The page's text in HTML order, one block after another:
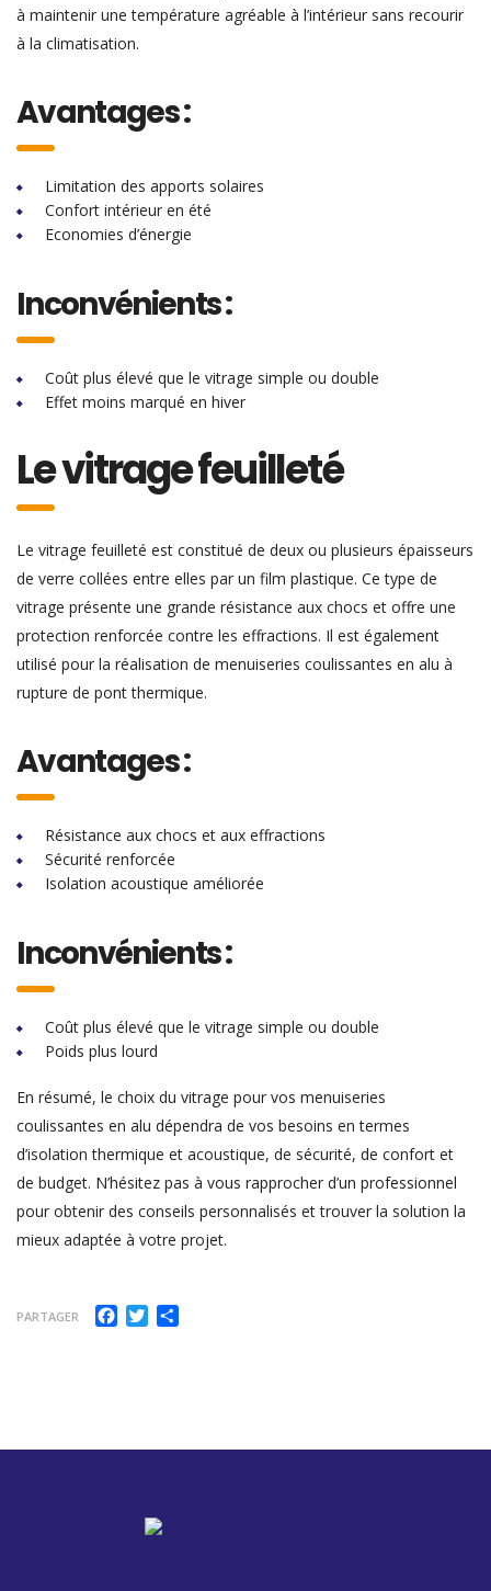
à maintenir une température agréable à l’intérieur sans recourir
à la climatisation.
Avantages :
Limitation des apports solaires
Confort intérieur en été
Economies d’énergie
Inconvénients :
Coût plus élevé que le vitrage simple ou double
Effet moins marqué en hiver
Le vitrage feuilleté
Le vitrage feuilleté est constitué de deux ou plusieurs épaisseurs
de verre collées entre elles par un film plastique. Ce type de
vitrage présente une grande résistance aux chocs et offre une
protection renforcée contre les effractions. Il est également
utilisé pour la réalisation de menuiseries coulissantes en alu à
rupture de pont thermique.
Avantages :
Résistance aux chocs et aux effractions
Sécurité renforcée
Isolation acoustique améliorée
Inconvénients :
Coût plus élevé que le vitrage simple ou double
Poids plus lourd
En résumé, le choix du vitrage pour vos menuiseries
coulissantes en alu dépendra de vos besoins en termes
d’isolation thermique et acoustique, de sécurité, de confort et
de budget. N’hésitez pas à vous rapprocher d’un professionnel
pour obtenir des conseils personnalisés et trouver la solution la
mieux adaptée à votre projet.
PARTAGER Facebook
Twitter